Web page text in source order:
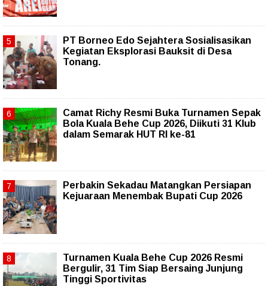
PT Borneo Edo Sejahtera Sosialisasikan
Kegiatan Eksplorasi Bauksit di Desa
Tonang.
Camat Richy Resmi Buka Turnamen Sepak
Bola Kuala Behe Cup 2026, Diikuti 31 Klub
dalam Semarak HUT RI ke-81
Perbakin Sekadau Matangkan Persiapan
Kejuaraan Menembak Bupati Cup 2026
Turnamen Kuala Behe Cup 2026 Resmi
Bergulir, 31 Tim Siap Bersaing Junjung
Tinggi Sportivitas